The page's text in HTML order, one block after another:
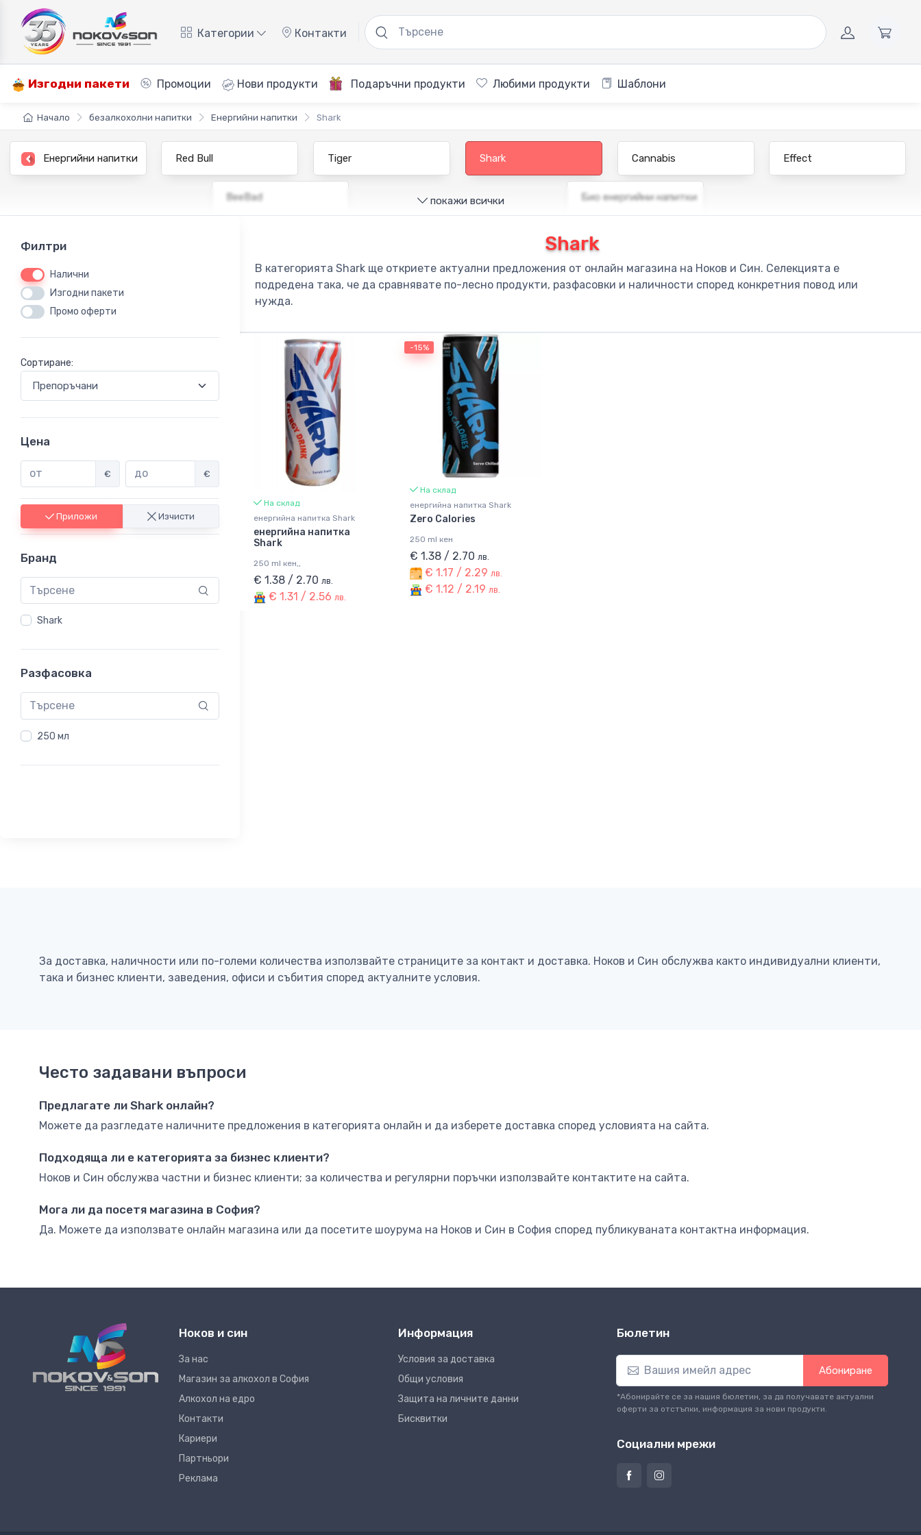
Категории Контакти
Изгодни пакети Промоции Нови продукти Подаръчни продукти Любими продукти Шаблони
Начало безалкохолни напитки Енергийни напитки Shark
Енергийни напитки Red Bull Tiger Shark Cannabis Effect
BeeBad Био енергийни напитки
покажи всички
Филтри
Налични
Изгодни пакети
Промо оферти
Сортиране:
Цена
€ €
Приложи Изчисти
Бранд
Shark
Разфасовка
250 мл
Shark
В категорията Shark ще откриете актуални предложения от онлайн магазина на Ноков и Син. Селекцията е
подредена така, че да сравнявате по-лесно продукти, разфасовки и наличности според конкретния повод или
нужда.
На склад
енергийна напитка Shark
енергийна напитка
Shark
250 ml кен,,
€ 1.38 / 2.70 лв.
€ 1.31 / 2.56 лв.
-15%
На склад
енергийна напитка Shark
Zero Calories
250 ml кен
€ 1.38 / 2.70лв.
€ 1.17 / 2.29лв.
€ 1.12 / 2.19лв.
За доставка, наличности или по-големи количества използвайте страниците за контакт и доставка. Ноков и Син обслужва както индивидуални клиенти,
така и бизнес клиенти, заведения, офиси и събития според актуалните условия.
Често задавани въпроси
Предлагате ли Shark онлайн?
Можете да разгледате наличните предложения в категорията онлайн и да изберете доставка според условията на сайта.
Подходяща ли е категорията за бизнес клиенти?
Ноков и Син обслужва частни и бизнес клиенти; за количества и регулярни поръчки използвайте контактите на сайта.
Мога ли да посетя магазина в София?
Да. Можете да използвате онлайн магазина или да посетите шоурума на Ноков и Син в София според публикуваната контактна информация.
Ноков и син
За нас
Магазин за алкохол в София
Алкохол на едро
Контакти
Кариери
Партньори
Реклама
Информация
Условия за доставка
Общи условия
Защита на личните данни
Бисквитки
Бюлетин
Абониране
*Абонирайте се за нашия бюлетин, за да получавате актуални
оферти за отстъпки, информация за нови продукти.
Социални мрежи